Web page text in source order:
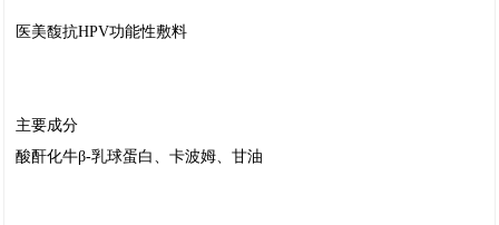
医美馥抗HPV功能性敷料
主要成分
酸酐化牛β-乳球蛋白、卡波姆、甘油